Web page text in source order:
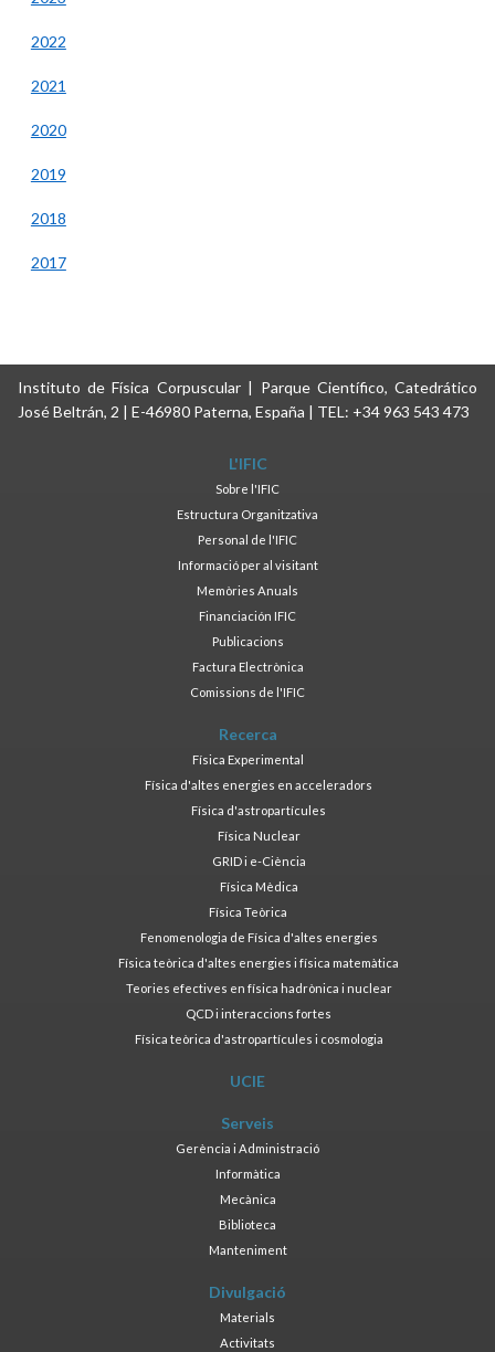
2022
2021
2020
2019
2018
2017
Instituto de Física Corpuscular | Parque Científico, Catedrático
José Beltrán, 2 | E-46980 Paterna, España | TEL: +34 963 543 473
L'IFIC
Sobre l'IFIC
Estructura Organitzativa
Personal de l'IFIC
Informació per al visitant
Memòries Anuals
Financiación IFIC
Publicacions
Factura Electrònica
Comissions de l'IFIC
Recerca
Física Experimental
Física d'altes energies en acceleradors
Física d'astropartícules
Física Nuclear
GRID i e-Ciència
Física Mèdica
Física Teòrica
Fenomenologia de Física d'altes energies
Física teòrica d'altes energies i física matemàtica
Teories efectives en física hadrònica i nuclear
QCD i interaccions fortes
Física teòrica d'astropartícules i cosmologia
UCIE
Serveis
Gerència i Administració
Informàtica
Mecànica
Biblioteca
Manteniment
Divulgació
Materials
Activitats